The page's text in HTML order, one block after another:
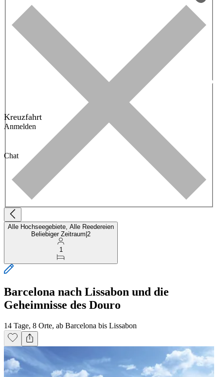
Kreuzfahrt
Anmelden
Chat
Alle Hochseegebiete, Alle Reedereien
Beliebiger Zeitraum 2
1
Barcelona nach Lissabon und die
Geheimnisse des Douro
14 Tage, 8 Orte, ab Barcelona bis Lissabon